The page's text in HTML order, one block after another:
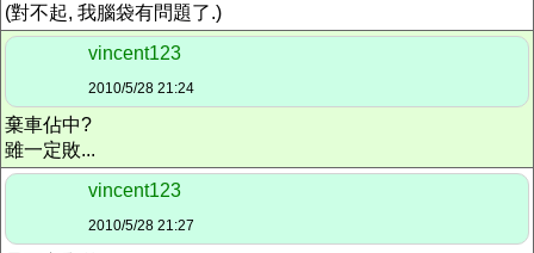
(對不起, 我腦袋有問題了.)
vincent123
2010/5/28 21:24
棄車佔中?
雖一定敗...
vincent123
2010/5/28 21:27